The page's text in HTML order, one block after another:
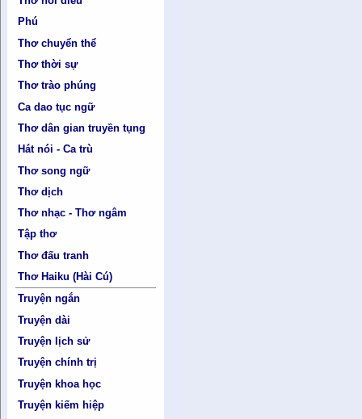
Phú
Thơ chuyển thể
Thơ thời sự
Thơ trào phúng
Ca dao tục ngữ
Thơ dân gian truyền tụng
Hát nói - Ca trù
Thơ song ngữ
Thơ dịch
Thơ nhạc - Thơ ngâm
Tập thơ
Thơ đấu tranh
Thơ Haiku (Hài Cú)
Truyện ngắn
Truyện dài
Truyện lịch sử
Truyện chính trị
Truyện khoa học
Truyện kiếm hiệp